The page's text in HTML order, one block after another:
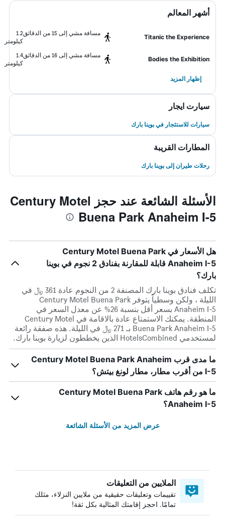
أشهر المعالم
Titanic the Experience
مسافة مشي إلى 15 من الدقائق
1.2
كيلومتر
Bodies the Exhibition
مسافة مشي إلى 16 من الدقائق
1.4
كيلومتر
إظهار المزيد
سيارت ايجار
سيارات للاستئجار في بوينا بارك
المطارات القريبة
رحلات طيران إلى بوينا بارك
الأسئلة الشائعة عند حجز Century Motel
Buena Park Anaheim I-5
هل الأسعار في Century Motel Buena Park
Anaheim I-5 قابلة للمقارنة بفنادق 2 نجوم في بوينا
بارك؟
تكلف فنادق بوينا بارك المصنفة 2 من النجوم عادة 361 ﷼ في
الليلة ، ولكن وسطياً يتوفر Century Motel Buena Park
Anaheim I-5 بسعر أقل بنسبة 26% عن معدل السعر في
المنطقة. يمكنك الاستمتاع عادة بالاقامة في Century Motel
Buena Park Anaheim I-5 بـ 271 ﷼ في الليلة. هذه صفقة رائعة
لمستخدمي HotelsCombined الذين يخططون لزيارة بوينا بارك.
ما مدى قرب Century Motel Buena Park Anaheim
I-5 من أقرب مطار، مطار لونغ بيتش؟
ما هو رقم هاتف Century Motel Buena Park
Anaheim I-5؟
عرض المزيد من الأسئلة الشائعة
الملايين من التعليقات
تقييمات وتعليقات حقيقية من ملايين النزلاء، مثلك
تمامًا. احجز إقامتك المثالية بكل ثقة!